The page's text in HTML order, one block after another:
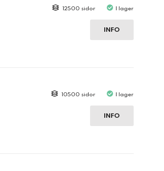
12500 sidor I lager
INFO
10500 sidor I lager
INFO